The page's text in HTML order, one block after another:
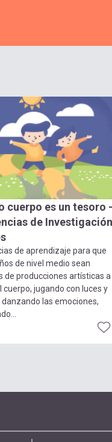
cuerpo es un tesoro -
de Investigación
de aprendizaje para que
de nivel medio sean
de producciones artísticas a
cuerpo, jugando con luces y
las emociones,